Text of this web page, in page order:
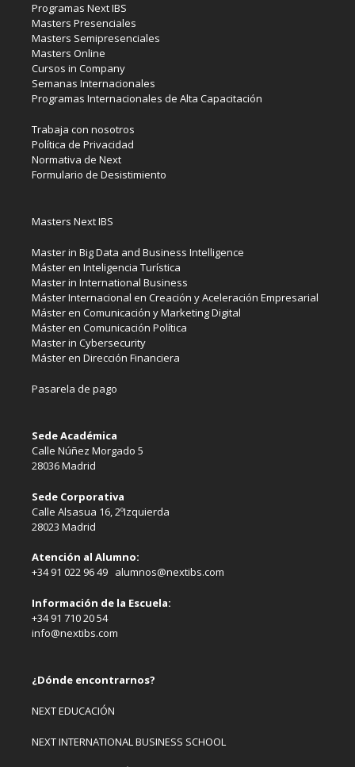
Programas Next IBS
Masters Presenciales
Masters Semipresenciales
Masters Online
Cursos in Company
Semanas Internacionales
Programas Internacionales de Alta Capacitación
Trabaja con nosotros
Política de Privacidad
Normativa de Next
Formulario de Desistimiento
Masters Next IBS
Master in Big Data and Business Intelligence
Máster en Inteligencia Turística
Master in International Business
Máster Internacional en Creación y Aceleración Empresarial
Máster en Comunicación y Marketing Digital
Máster en Comunicación Política
Master in Cybersecurity
Máster en Dirección Financiera
Pasarela de pago
Sede Académica
Calle Núñez Morgado 5
28036 Madrid
Sede Corporativa
Calle Alsasua 16, 2ºIzquierda
28023 Madrid
Atención al Alumno:
+34 91 022 96 49 alumnos@nextibs.com
Información de la Escuela:
+34 91 710 20 54
info@nextibs.com
¿Dónde encontrarnos?
NEXT EDUCACIÓN
NEXT INTERNATIONAL BUSINESS SCHOOL